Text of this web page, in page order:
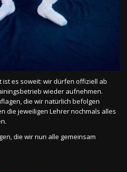
ist es soweit: wir dürfen offiziell ab
wieder aufnehmen.
die wir natürlich befolgen
die jeweiligen Lehrer nochmals alles
die wir nun alle gemeinsam